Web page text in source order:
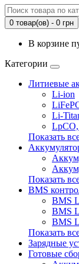
0 товар(ов) - 0 грн
В корзине
Категории
Литиевые
Li-ion
Li-
Показать
Показать
BMS
BMS
BMS
BMS
Показать
Зарядные
Готовые